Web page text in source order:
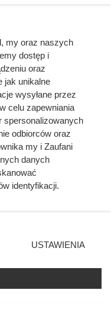
przed
„Niech
którą
my oraz naszych
dostęp i
oraz
jak unikalne
wysyłane przez
celu zapewniania
spersonalizowanych
odbiorców oraz
my i Zaufani
danych
identyfikacji.
prywatności
strony
zgody
się takiemu
zastosowania tylko
USTAWIENIA